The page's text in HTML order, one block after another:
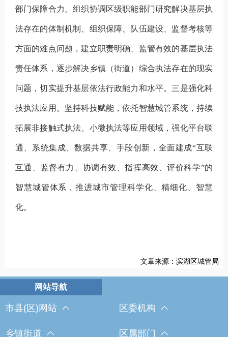
部门保障合力。组织协调区级职能部门研究解决基层执
法存在的体制机制、组织保障、队伍建设、监督考核等
方面的难点问题，建立职责明确、监管有效的基层执法
责任体系，逐步解决乡镇（街道）综合执法存在的现实
问题，切实提升基层依法行政能力和水平。 三是强化科
技执法应用。 坚持科技赋能，依托智慧城管系统， 持续
拓展非接触式执法、小微执法等应用领域，强化平台联
通、系统集成、数据共享、手段创新，全面建成“互联
互通、监督有力 协调有效 、指挥高效 、评价科学”的
智慧城管体系，推进城市管理科学化、精细化、智慧
化。
文章来源：滨湖区城管局
市县(区)网站 区委机构
乡镇街道 区属部门